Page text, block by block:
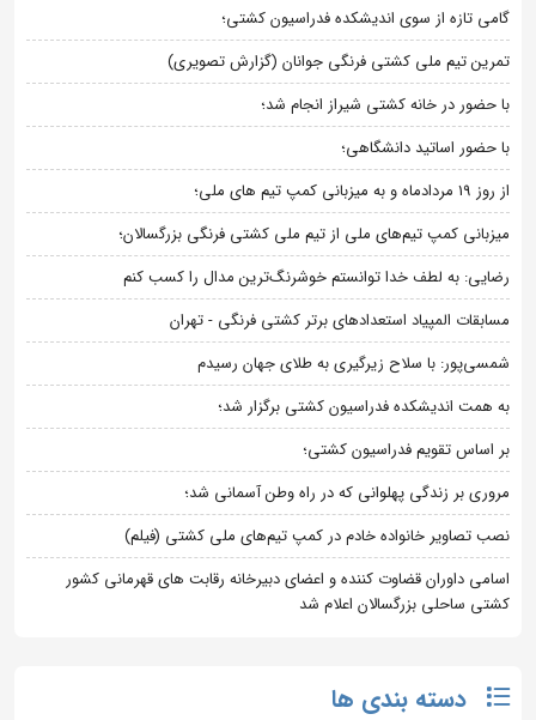
گامی تازه از سوی اندیشکده فدراسیون کشتی؛
تمرین تیم ملی کشتی فرنگی جوانان (گزارش تصویری)
با حضور در خانه کشتی شیراز انجام شد؛
با حضور اساتید دانشگاهی؛
از روز 19 مردادماه و به میزبانی کمپ تیم های ملی؛
میزبانی کمپ تیم‌های ملی از تیم ملی کشتی فرنگی بزرگسالان؛
رضایی: به لطف خدا توانستم خوشرنگ‌ترین مدال را کسب کنم
مسابقات المپیاد استعدادهای برتر کشتی فرنگی - تهران
شمسی‌پور: با سلاح زیرگیری به طلای جهان رسیدم
به همت اندیشکده فدراسیون کشتی برگزار شد؛
بر اساس تقویم فدراسیون کشتی؛
مروری بر زندگی پهلوانی که در راه وطن آسمانی شد؛
نصب تصاویر خانواده خادم در کمپ تیم‌های ملی کشتی (فیلم)
اسامی داوران قضاوت کننده و اعضای دبیرخانه رقابت های قهرمانی کشور
کشتی ساحلی بزرگسالان اعلام شد
دسته بندی ها